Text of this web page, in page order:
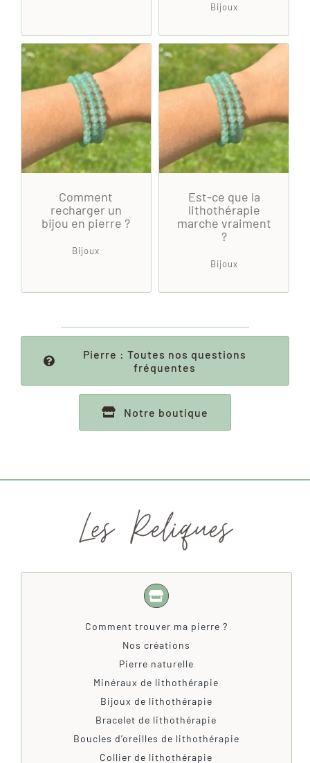
Bijoux
Comment
recharger un
bijou en pierre ?
Bijoux
Est-ce que la
lithothérapie
marche vraiment
?
Bijoux
Pierre : Toutes nos questions
fréquentes
Notre boutique
Comment trouver ma pierre ?
Nos créations
Pierre naturelle
Minéraux de lithothérapie
Bijoux de lithothérapie
Bracelet de lithothérapie
Boucles d’oreilles de lithothérapie
Collier de lithothérapie